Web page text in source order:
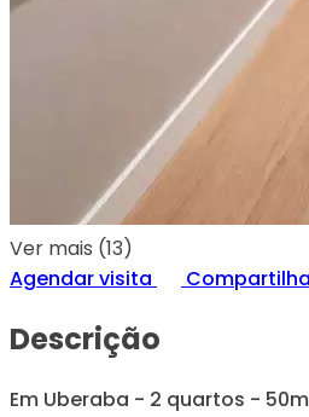
Ver mais (13)
Agendar visita
Descrição
Em Uberaba - 2 quartos -